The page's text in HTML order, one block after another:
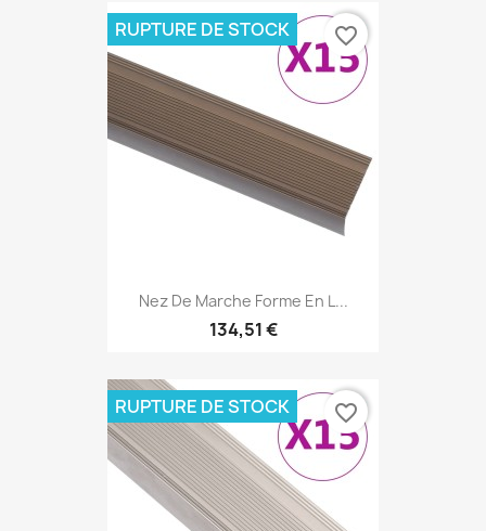
Nez De Marche Forme En L...
134,51 €
RUPTURE DE STOCK favorite_border
RUPTURE DE STOCK favorite_border